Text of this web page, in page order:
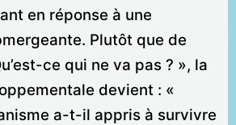
en réponse à une
Plutôt que de
ce qui ne va pas ? », la
devient : «
a-t-il appris à survivre